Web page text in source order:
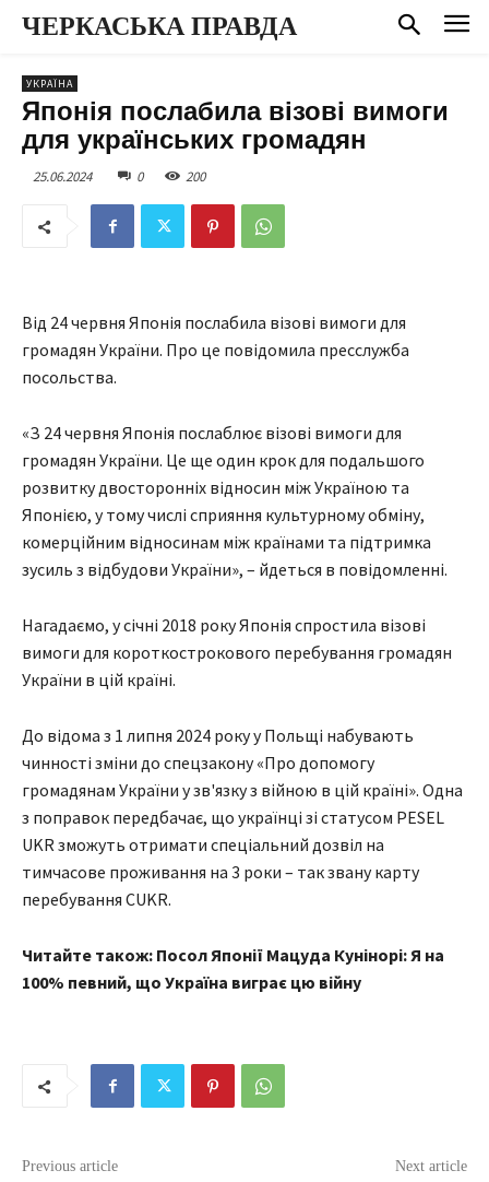
ЧЕРКАСЬКА ПРАВДА
УКРАЇНА
Японія послабила візові вимоги
для українських громадян
25.06.2024 0 200
Від 24 червня Японія послабила візові вимоги для
громадян України. Про це повідомила пресслужба
посольства.
«З 24 червня Японія послаблює візові вимоги для
громадян України. Це ще один крок для подальшого
розвитку двосторонніх відносин між Україною та
Японією, у тому числі сприяння культурному обміну,
комерційним відносинам між країнами та підтримка
зусиль з відбудови України», – йдеться в повідомленні.
Нагадаємо, у січні 2018 року Японія спростила візові
вимоги для короткострокового перебування громадян
України в цій країні.
До відома з 1 липня 2024 року у Польщі набувають
чинності зміни до спецзакону «Про допомогу
громадянам України у зв'язку з війною в цій країні». Одна
з поправок передбачає, що українці зі статусом PESEL
UKR зможуть отримати спеціальний дозвіл на
тимчасове проживання на 3 роки – так звану карту
перебування CUKR.
Читайте також: Посол Японії Мацуда Кунінорі: Я на
100% певний, що Україна виграє цю війну
Previous article Next article